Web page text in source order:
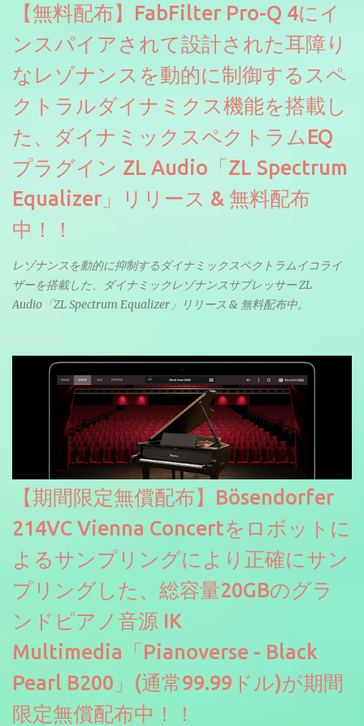
【無料配布】FabFilter Pro-Q 4にイ
ンスパイアされて設計された耳障り
なレゾナンスを動的に制御するスペ
クトラルダイナミクス機能を搭載し
た、ダイナミックスペクトラムEQ
プラグイン ZL Audio「ZL Spectrum
Equalizer」リリース & 無料配布
中！！
レゾナンスを動的に抑制するダイナミックスペクトラムイコライ
ザーを搭載した、ダイナミックレゾナンスサプレッサー ZL
Audio「ZL Spectrum Equalizer」リリース & 無料配布中。
【期間限定無償配布】Bösendorfer
214VC Vienna Concertをロボットに
よるサンプリングにより正確にサン
プリングした、総容量20GBのグラ
ンドピアノ音源 IK
Multimedia「Pianoverse - Black
Pearl B200」(通常99.99ドル)が期間
限定無償配布中！！